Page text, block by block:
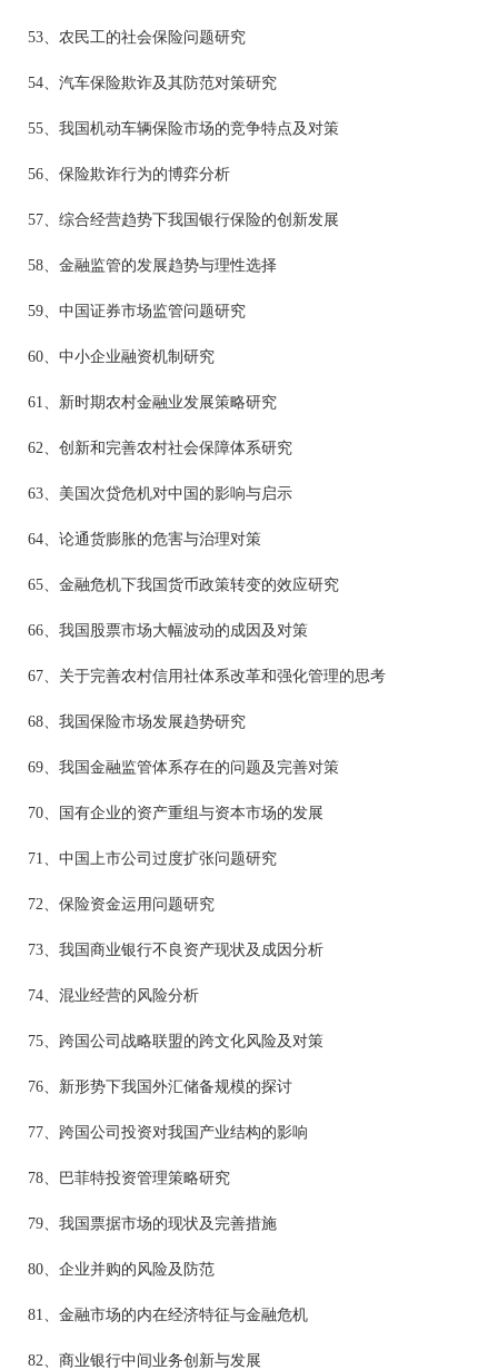
53、农民工的社会保险问题研究
54、汽车保险欺诈及其防范对策研究
55、我国机动车辆保险市场的竞争特点及对策
56、保险欺诈行为的博弈分析
57、综合经营趋势下我国银行保险的创新发展
58、金融监管的发展趋势与理性选择
59、中国证券市场监管问题研究
60、中小企业融资机制研究
61、新时期农村金融业发展策略研究
62、创新和完善农村社会保障体系研究
63、美国次贷危机对中国的影响与启示
64、论通货膨胀的危害与治理对策
65、金融危机下我国货币政策转变的效应研究
66、我国股票市场大幅波动的成因及对策
67、关于完善农村信用社体系改革和强化管理的思考
68、我国保险市场发展趋势研究
69、我国金融监管体系存在的问题及完善对策
70、国有企业的资产重组与资本市场的发展
71、中国上市公司过度扩张问题研究
72、保险资金运用问题研究
73、我国商业银行不良资产现状及成因分析
74、混业经营的风险分析
75、跨国公司战略联盟的跨文化风险及对策
76、新形势下我国外汇储备规模的探讨
77、跨国公司投资对我国产业结构的影响
78、巴菲特投资管理策略研究
79、我国票据市场的现状及完善措施
80、企业并购的风险及防范
81、金融市场的内在经济特征与金融危机
82、商业银行中间业务创新与发展